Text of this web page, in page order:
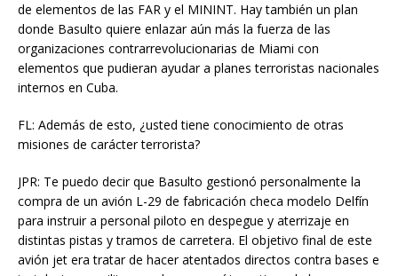
de elementos de las FAR y el MININT. Hay también un plan
donde Basulto quiere enlazar aún más la fuerza de las
organizaciones contrarrevolucionarias de Miami con
elementos que pudieran ayudar a planes terroristas nacionales
internos en Cuba.
FL: Además de esto, ¿usted tiene conocimiento de otras
misiones de carácter terrorista?
JPR: Te puedo decir que Basulto gestionó personalmente la
compra de un avión L-29 de fabricación checa modelo Delfín
para instruir a personal piloto en despegue y aterrizaje en
distintas pistas y tramos de carretera. El objetivo final de este
avión jet era tratar de hacer atentados directos contra bases e